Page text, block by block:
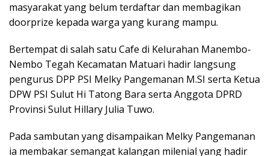
masyarakat yang belum terdaftar dan membagikan
doorprize kepada warga yang kurang mampu.
Bertempat di salah satu Cafe di Kelurahan Manembo-
Nembo Tegah Kecamatan Matuari hadir langsung
pengurus DPP PSI Melky Pangemanan M.SI serta Ketua
DPW PSI Sulut Hi Tatong Bara serta Anggota DPRD
Provinsi Sulut Hillary Julia Tuwo.
Pada sambutan yang disampaikan Melky Pangemanan
ia membakar semangat kalangan milenial yang hadir